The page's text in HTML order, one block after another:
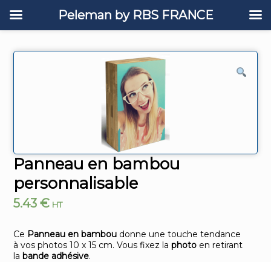
Panneau en bambou
personnalisable
5.43€ HT
Ce Panneau en bambou donne une touche tendance
à vos photos 10 x 15 cm. Vous fixez laphoto en retirant
labande adhésive.
Peleman by RBS FRANCE